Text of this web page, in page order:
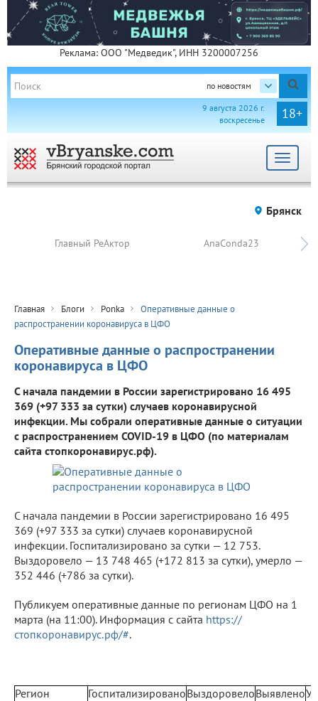
Реклама: ООО "Медведик", ИНН 3200007256
по новостям
18+
9 августа 2026 г.
воскресенье
Toggle
Брянск
Главный РеАктор AnaConda23
Главная Блоги Ponka
Оперативные данные о
распространении коронавируса в ЦФО
Оперативные данные о распространении
коронавируса в ЦФО
С начала пандемии в России зарегистрировано 16 495
369 (+97 333 за сутки) случаев коронавирусной
инфекции. Мы собрали оперативные данные о ситуации
с распространением COVID-19 в ЦФО (по материалам
сайта стопкоронавирус.рф).
С начала пандемии в России зарегистрировано 16 495
369 (+97 333 за сутки) случаев коронавирусной
инфекции. Госпитализировано за сутки — 12 753.
Выздоровело — 13 748 465 (+172 813 за сутки), умерло —
352 446 (+786 за сутки).
Публикуем оперативные данные по регионам ЦФО на 1
марта (на 11:00). Информация с сайта https://
стопкоронавирус.рф/#.
Регион ГоспитализированоВыздоровелоВыявлено